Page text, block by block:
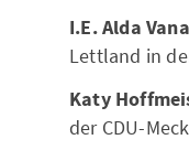
I.E. Alda
Lettland in
Katy
der CDU-